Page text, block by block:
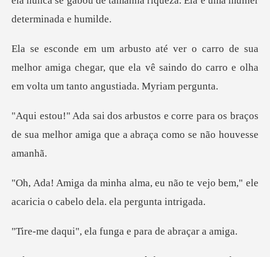
melhor amiga chegar, que ela vê saindo do carro e
rre para os braços
de sua melhor amiga
não te vejo bem," ele
acaricia o c
ela funga e para